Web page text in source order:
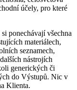
účely, pro které
ponechávají všechna
materiálech,
seznamech,
nástrojích
generických či
do Výstupů. Nic v
Klienta.